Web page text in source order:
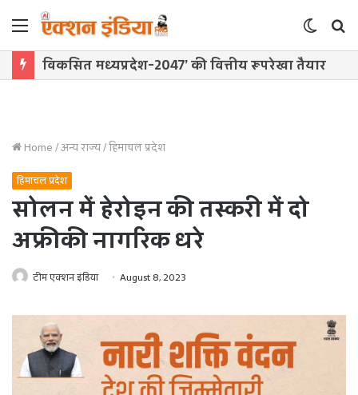
Menu
Switch
skin
विकसित मध्यप्रदेश-2047’ की वित्तीय रूपरेखा तैयार
Home/अन्य राज्य/हिमाचल प्रदेश
हिमाचल प्रदेश
सोलन में हेरोइन की तस्करी में दो
अफ्रीकी नागरिक धरे
टीम एक्शन इंडिया August 8, 2023